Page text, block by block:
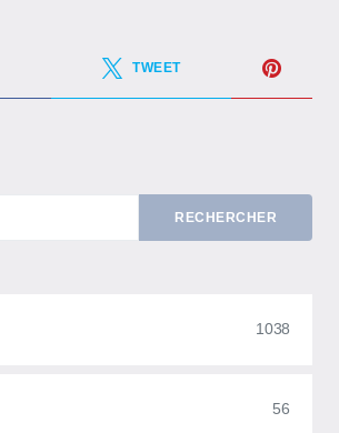
TWEET
RECHERCHER
1038
56